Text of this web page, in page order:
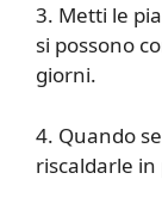
3. Metti le
si possono
giorni.
4. Quando
riscaldarle